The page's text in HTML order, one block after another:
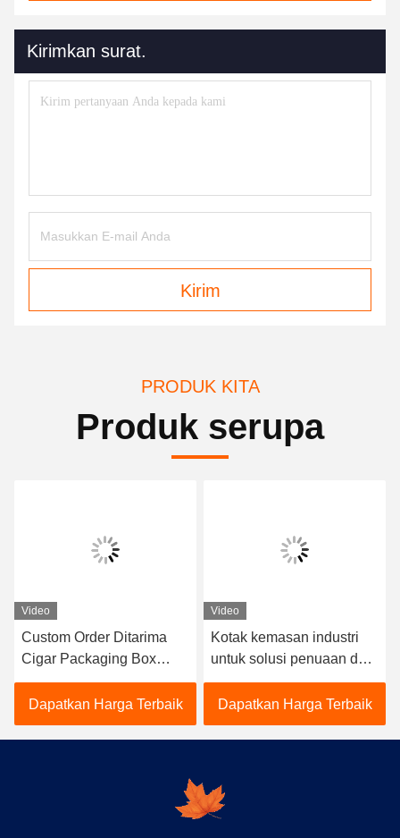
Kirimkan surat.
Kirim
PRODUK KITA
Produk serupa
Video
Custom Order Ditarima
Cigar Packaging Box
untuk solusi kemasan
yang disesuaikan
Dapatkan Harga Terbaik
Video
Kotak kemasan industri
untuk solusi penuaan dan
pelestarian cerutu
Dapatkan Harga Terbaik